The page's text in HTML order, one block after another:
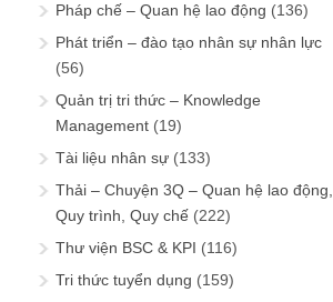
Pháp chế – Quan hệ lao động (136)
Phát triển – đào tạo nhân sự nhân lực
(56)
Quản trị tri thức – Knowledge
Management (19)
Tài liệu nhân sự (133)
Thải – Chuyện 3Q – Quan hệ lao động,
Quy trình, Quy chế (222)
Thư viện BSC & KPI (116)
Tri thức tuyển dụng (159)